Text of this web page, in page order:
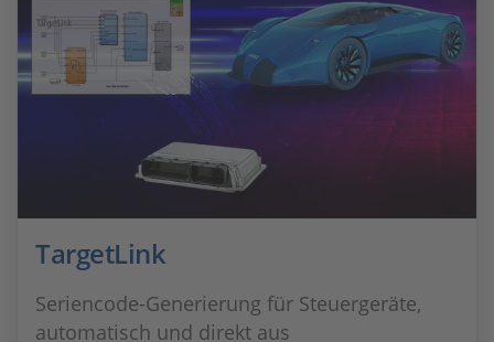
TargetLink
Seriencode-Generierung für Steuergeräte,
automatisch und direkt aus